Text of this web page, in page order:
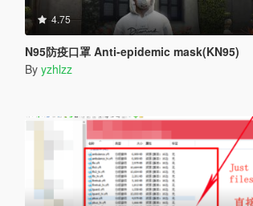
4.75
N95防疫口罩 Anti-epidemic mask(KN95)
By yzhlzz